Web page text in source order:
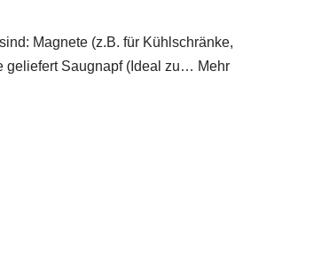
Magnete (z.B. für Kühlschränke,
geliefert Saugnapf (Ideal zu… Mehr